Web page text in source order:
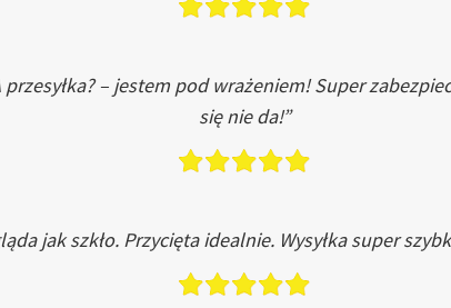
przesyłka? – jestem pod wrażeniem! Super
się nie da!”
jak szkło. Przycięta idealnie. Wysyłka super